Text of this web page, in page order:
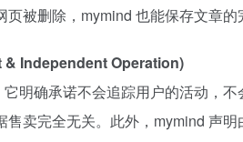
被删除，mymind 也能保存文章的
& Independent Operation)
明确承诺不会追踪用户的活动，
卖完全无关。此外，mymind 声